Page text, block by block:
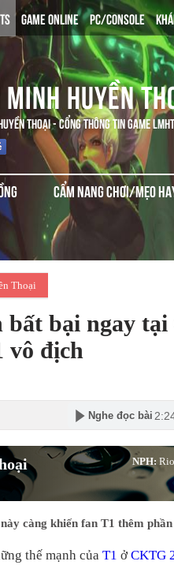
GAME ONLINE PC/CONSOLE
HUYỀN
THOẠI - CỔNG THÔNG TIN GAME
CẨM NANG CHƠI/MẸO
Thoại
bại ngay tại
vô địch
Nghe đọc bài
NPH:
càng khiến fan T1 thêm
thế mạnh của T1 ởCKTG